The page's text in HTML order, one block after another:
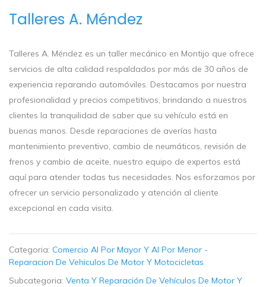
Talleres A. Méndez
Talleres A. Méndez es un taller mecánico en Montijo que ofrece
servicios de alta calidad respaldados por más de 30 años de
experiencia reparando automóviles. Destacamos por nuestra
profesionalidad y precios competitivos, brindando a nuestros
clientes la tranquilidad de saber que su vehículo está en
buenas manos. Desde reparaciones de averías hasta
mantenimiento preventivo, cambio de neumáticos, revisión de
frenos y cambio de aceite, nuestro equipo de expertos está
aquí para atender todas tus necesidades. Nos esforzamos por
ofrecer un servicio personalizado y atención al cliente
excepcional en cada visita.
Categoria: Comercio Al Por Mayor Y Al Por Menor -
Reparacion De Vehiculos De Motor Y Motocicletas
Subcategoria: Venta Y Reparación De Vehículos De Motor Y